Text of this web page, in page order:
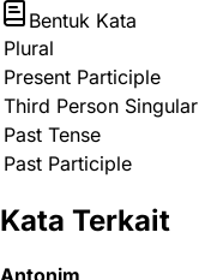
Bentuk Kata
Plural
Present Participle
Third Person Singular
Past Tense
Past Participle
Kata Terkait